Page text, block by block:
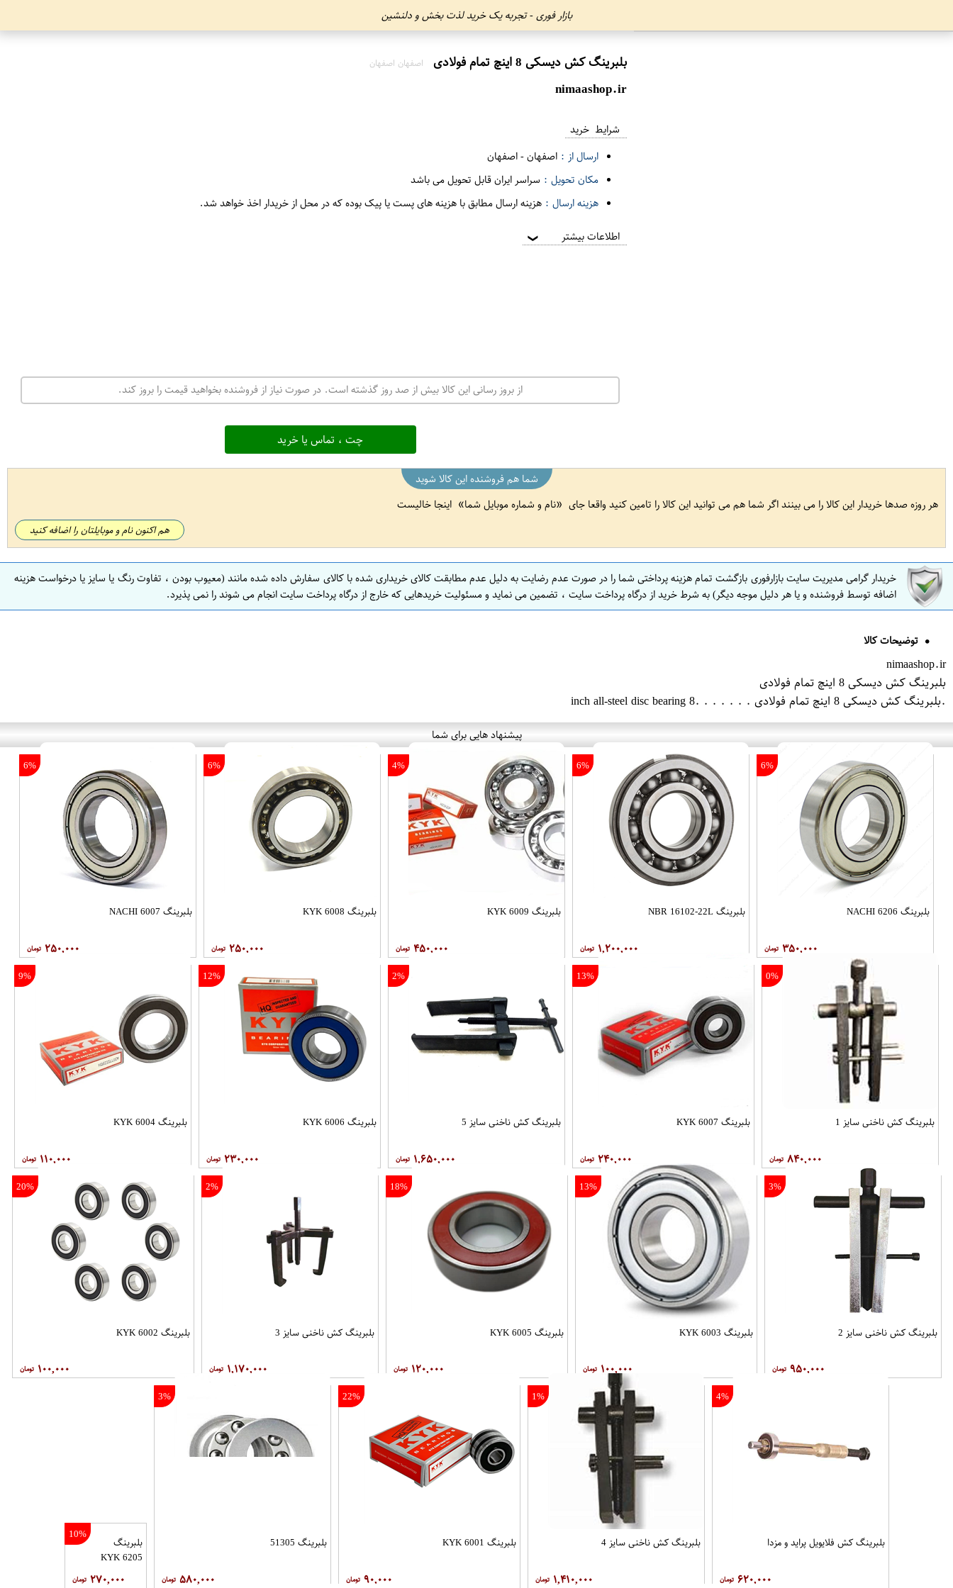
بازار فوری - تجربه یک خرید لذت بخش و دلنشین
بلبرینگ کش دیسکی 8 اینچ تمام فولادی اصفهان اصفهان
nimaashop.ir
شرایط خرید
ارسال از : اصفهان-اصفهان
مکان تحویل : سراسر ایران قابل تحویل می باشد
هزینه ارسال : هزینه ارسال مطابق با هزینه های پست یا پیک بوده که در محل از خریدار اخذ خواهد شد.
اطلاعات بیشتر ❯
از بروز رسانی این کالا بیش از صد روز گذشته است. در صورت نیاز از فروشنده بخواهید قیمت را بروز کند.
چت ، تماس یا خرید
شما هم فروشنده این کالا شوید
هر روزه صدها خریدار این کالا را می بینند اگر شما هم می توانید این کالا را تامین کنید واقعا جای
نام و شماره موبایل شما اینجا خالیست
هم اکنون نام و موبایلتان را اضافه کنید
خریدار گرامی مدیریت سایت بازارفوری بازگشت تمام هزینه پرداختی شما را در صورت عدم رضایت به دلیل عدم مطابقت کالای خریداری شده با کالای سفارش داده شده مانند (معیوب بودن ، تفاوت رنگ یا سایز یا درخواست هزینه
اضافه توسط فروشنده و یا هر دلیل موجه دیگر) به شرط خرید از درگاه پرداخت سایت ، تضمین می نماید و مسئولیت خریدهایی که خارج از درگاه پرداخت سایت انجام می شوند را نمی پذیرد.
توضیحات کالا
nimaashop.ir
بلبرینگ کش دیسکی 8 اینچ تمام فولادی
.بلبرینگ کش دیسکی 8 اینچ تمام فولادی . . . . . . .8 inch all-steel disc bearing
پیشنهاد هایی برای شما
6%
بلبرینگ 6206 NACHI
۳۵۰,۰۰۰
6%
بلبرینگ NBR 16102-22L
۱,۲۰۰,۰۰۰
4%
بلبرینگ 6009 KYK
۴۵۰,۰۰۰
6%
بلبرینگ 6008 KYK
۲۵۰,۰۰۰
6%
بلبرینگ 6007 NACHI
۲۵۰,۰۰۰
0%
بلبرینگ کش ناخنی سایز 1
۸۴۰,۰۰۰
13%
بلبرینگ 6007 KYK
۲۴۰,۰۰۰
2%
بلبرینگ کش ناخنی سایز 5
۱,۶۵۰,۰۰۰
12%
بلبرینگ 6006 KYK
۲۳۰,۰۰۰
9%
بلبرینگ 6004 KYK
۱۱۰,۰۰۰
3%
بلبرینگ کش ناخنی سایز 2
۹۵۰,۰۰۰
13%
بلبرینگ 6003 KYK
۱۰۰,۰۰۰
18%
بلبرینگ 6005 KYK
۱۲۰,۰۰۰
2%
بلبرینگ کش ناخنی سایز 3
۱,۱۷۰,۰۰۰
20%
بلبرینگ 6002 KYK
۱۰۰,۰۰۰
4%
بلبرینگ کش فلایویل پراید و مزدا
۶۲۰,۰۰۰
1%
بلبرینگ کش ناخنی سایز 4
۱,۴۱۰,۰۰۰
22%
بلبرینگ 6001 KYK
۹۰,۰۰۰
3%
بلبرینگ 51305
۵۸۰,۰۰۰
10%
بلبرینگ
6205 KYK
۲۷۰,۰۰۰